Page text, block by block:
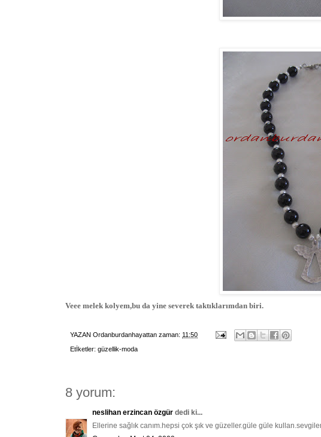
Veee melek kolyem,bu da yine severek taktıklarımdan biri.
YAZAN Ordanburdanhayattan zaman: 11:50
Etİketler: güzellik-moda
8 yorum:
neslihan erzincan özgür dedi ki...
Ellerine sağlık canım.hepsi çok şık ve güzeller.güle güle